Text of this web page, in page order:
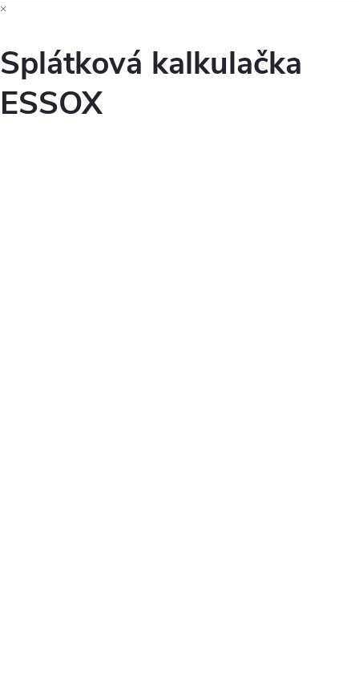
×
Splátková kalkulačka
ESSOX